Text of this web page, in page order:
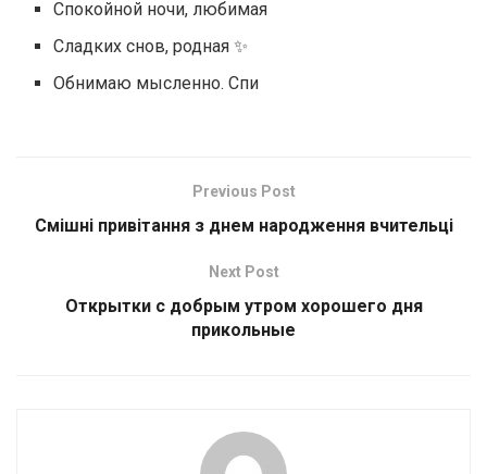
Спокойной ночи, любимая
Сладких снов, родная ✨
Обнимаю мысленно. Спи
Previous Post
Смішні привітання з днем народження вчительці
Next Post
Открытки с добрым утром хорошего дня
прикольные